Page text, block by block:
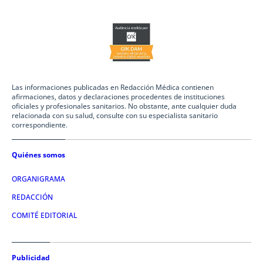
Las informaciones publicadas en Redacción Médica contienen
afirmaciones, datos y declaraciones procedentes de instituciones
oficiales y profesionales sanitarios. No obstante, ante cualquier duda
relacionada con su salud, consulte con su especialista sanitario
correspondiente.
Quiénes somos
ORGANIGRAMA
REDACCIÓN
COMITÉ EDITORIAL
Publicidad